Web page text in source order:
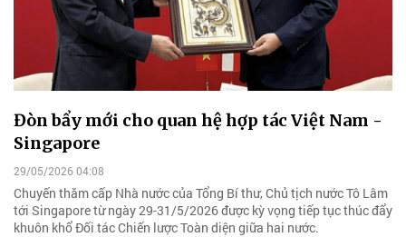
Đòn bẩy mới cho quan hệ hợp tác Việt Nam -
Singapore
29/05/2026 04:08
Chuyến thăm cấp Nhà nước của Tổng Bí thư, Chủ tịch nước Tô Lâm
tới Singapore từ ngày 29-31/5/2026 được kỳ vọng tiếp tục thúc đẩy
khuôn khổ Đối tác Chiến lược Toàn diện giữa hai nước.